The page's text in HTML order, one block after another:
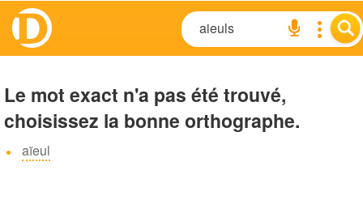
Le mot exact n'a pas été trouvé,
choisissez la bonne orthographe.
aïeul